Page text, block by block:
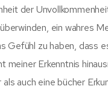
der
ein wahres
Gefühl zu haben, dass
meiner Erkenntnis
auch eine bücher